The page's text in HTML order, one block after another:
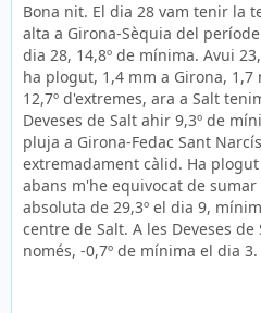
Bona nit. El dia 28 vam tenir la
alta a Girona-Sèquia del
dia 28, 14,8º de mínima. Avui
ha plogut, 1,4 mm a Girona, 1,7
12,7º d'extremes, ara a Salt
Deveses de Salt ahir 9,3º de
pluja a Girona-Fedac Sant
extremadament càlid. Ha
abans m'he equivocat de
absoluta de 29,3º el dia 9,
centre de Salt. A les Deveses
només, -0,7º de mínima el dia 3.